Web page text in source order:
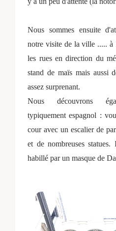
Nous sommes ensuite
notre visite de la ville ..... à
les rues en direction du
stand de maïs mais aussi
assez surprenant.
Nous découvrons
typiquement espagnol :
cour avec un escalier de
et de nombreuses
habillé par un masque de